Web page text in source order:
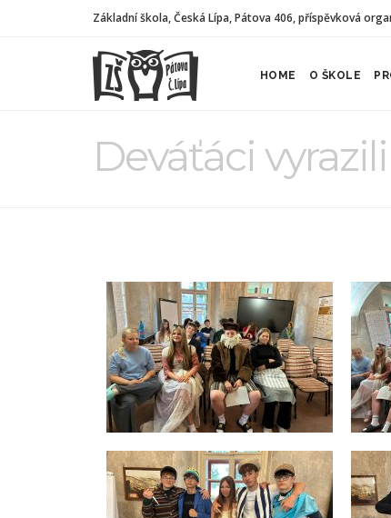
Základní škola, Česká Lípa, Pátova 406, příspěvková
HOME O ŠKOLE
Deváťáci